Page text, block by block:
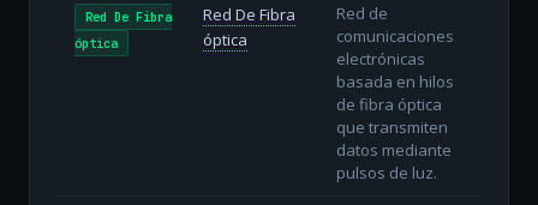
Red De Fibra
óptica
Red De Fibra
óptica
Red de
comunicaciones
electrónicas
basada en hilos
de fibra óptica
que transmiten
datos mediante
pulsos de luz.